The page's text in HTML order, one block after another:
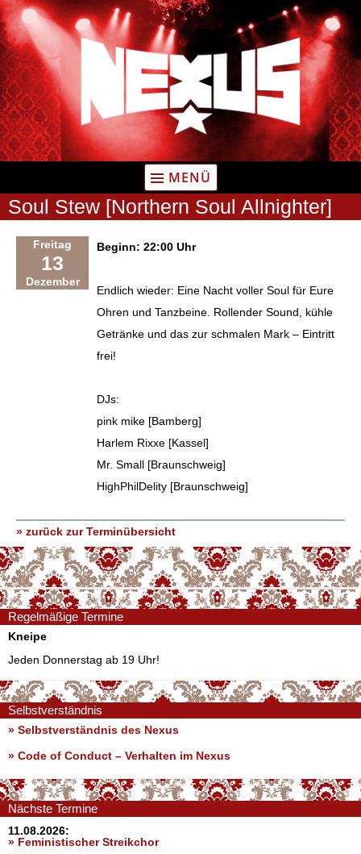
Zum
Inhalt
springen
MENÜ
Soul Stew [Northern Soul Allnighter]
Freitag
13
Dezember
Beginn: 22:00 Uhr
Endlich wieder: Eine Nacht voller Soul für Eure
Ohren und Tanzbeine. Rollender Sound, kühle
Getränke und das zur schmalen Mark – Eintritt
frei!
DJs:
pink mike [Bamberg]
Harlem Rixxe [Kassel]
Mr. Small [Braunschweig]
HighPhilDelity [Braunschweig]
» zurück zur Terminübersicht
Regelmäßige Termine
Kneipe
Jeden Donnerstag ab 19 Uhr!
Selbstverständnis
» Selbstverständnis des Nexus
» Code of Conduct – Verhalten im Nexus
Nächste Termine
11.08.2026:
» Feministischer Streikchor